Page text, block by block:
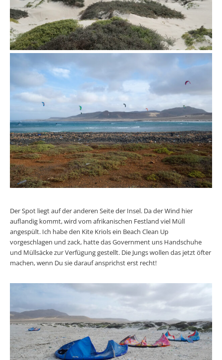
Der Spot liegt auf der anderen Seite der Insel. Da der Wind hier
auflandig kommt, wird vom afrikanischen Festland viel Müll
angespült. Ich habe den Kite Kriols ein Beach Clean Up
vorgeschlagen und zack, hatte das Government uns Handschuhe
und Müllsäcke zur Verfügung gestellt. Die Jungs wollen das jetzt öfter
machen, wenn Du sie darauf ansprichst erst recht!